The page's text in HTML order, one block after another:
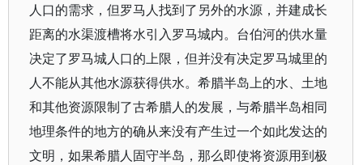
人口的需求，但罗马人找到了另外的水源，并建成长
距离的水渠渡槽将水引入罗马城内。台伯河的供水量
决定了罗马城人口的上限，但并没有决定罗马城里的
人不能从其他水源获得供水。希腊半岛上的水、土地
和其他资源限制了古希腊人的发展，与希腊半岛相同
地理条件的地方的确从来没有产生过一个如此发达的
文明，如果希腊人固守半岛，那么即使将资源用到极